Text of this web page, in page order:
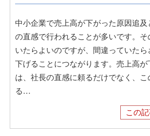
中小企業で売上高が下がった原因追
の直感で行われることが多いです。そ
いたらよいのですが、間違っていたら
下げることにつながります。売上高が
は、社長の直感に頼るだけでなく、
る…
この